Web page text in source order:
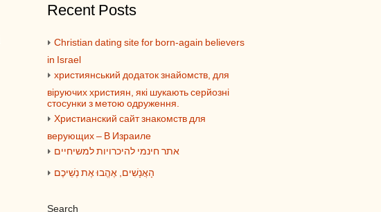
Recent Posts
Christian dating site for born-again believers
in Israel
християнський додаток знайомств, для
віруючих християн, які шукають серйозні
стосунки з метою одруження.
Христианский сайт знакомств для
верующих – В Израиле
אתר חינמי להיכרויות למשיחיים
הָאֲנָשִׁים, אֶהֱבוּ אֶת נְשֵׁיכֶם
Search